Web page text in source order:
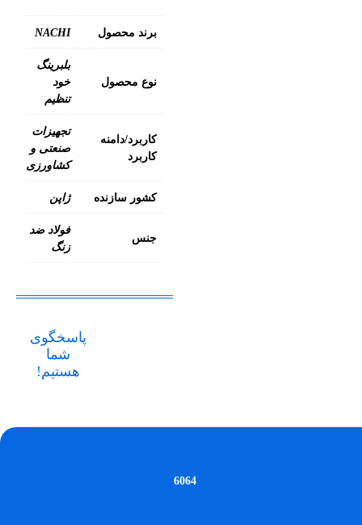
برند محصول NACHI
نوع محصول
بلبرینگ
خود
تنظیم
کاربرد/دامنه
کاربرد
تجهیزات
صنعتی و
کشاورزی
کشور سازنده ژاپن
جنس
فولاد ضد
زنگ
پاسخگوی
شما
هستیم!
6064